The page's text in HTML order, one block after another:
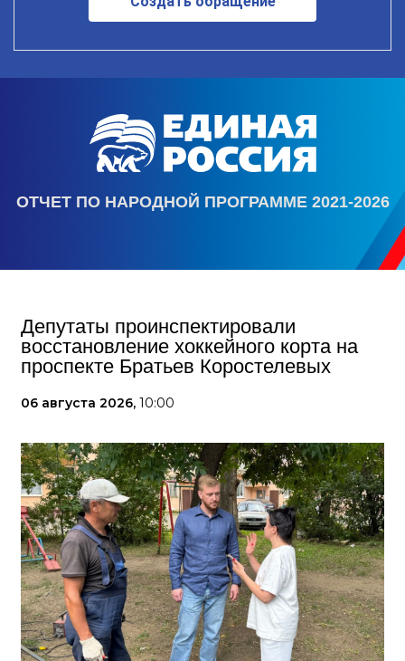
ОТЧЕТ ПО НАРОДНОЙ ПРОГРАММЕ 2021-2026
Депутаты проинспектировали
восстановление хоккейного корта на
проспекте Братьев Коростелевых
06 августа 2026, 10:00